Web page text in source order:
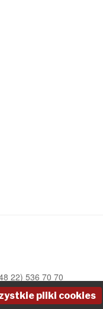
22) 536 70 70
pliki cookies